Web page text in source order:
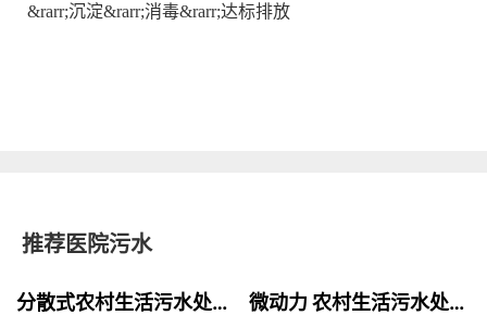
&rarr;沉淀&rarr;消毒&rarr;达标排放
推荐医院污水
分散式农村生活污水处理设备 微动力 农村生活污水处理设备